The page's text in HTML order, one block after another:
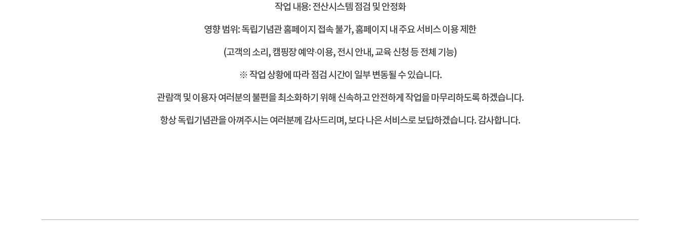
작업 내용: 전산시스템 점검 및 안정화
영향 범위: 독립기념관 홈페이지 접속 불가, 홈페이지 내 주요 서비스 이용 제한
(고객의 소리, 캠핑장 예약·이용, 전시 안내, 교육 신청 등 전체 기능)
※ 작업 상황에 따라 점검 시간이 일부 변동될 수 있습니다.
관람객 및 이용자 여러분의 불편을 최소화하기 위해 신속하고안전하게 작업을 마무리하도록 하겠습니다.
항상 독립기념관을 아껴주시는 여러분께 감사드리며, 보다 나은 서비스로 보답하겠습니다. 감사합니다.